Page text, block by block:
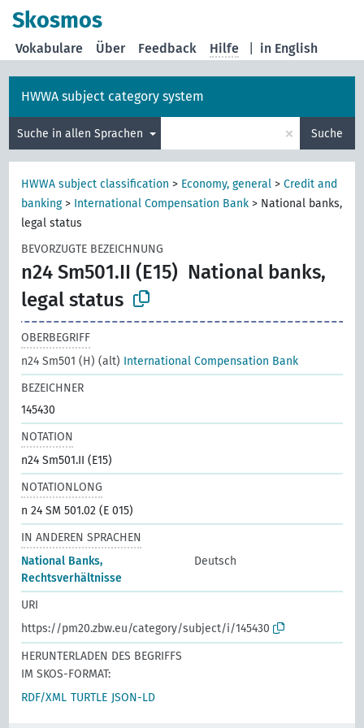
Skosmos
in English
Vokabulare Über Feedback Hilfe
HWWA subject category system
Suche in allen Sprachen × Suche
HWWA subject classification > Economy, general >Credit and
banking> International Compensation Bank > National banks,
legal status
BEVORZUGTE BEZEICHNUNG
n24 Sm501.II (E15) National banks,
legal status
OBERBEGRIFF
n24 Sm501 (H) (alt) International Compensation Bank
BEZEICHNER
145430
NOTATION
n24 Sm501.II (E15)
NOTATIONLONG
n 24 SM 501.02 (E 015)
IN ANDEREN SPRACHEN
National Banks,
Rechtsverhältnisse
Deutsch
URI
https://pm20.zbw.eu/category/subject/i/145430
HERUNTERLADEN DES BEGRIFFS
IM SKOS-FORMAT:
RDF/XML TURTLE JSON-LD